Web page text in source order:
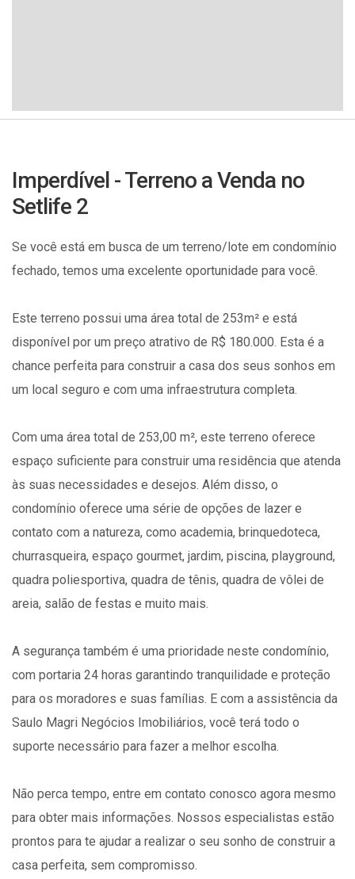
Imperdível - Terreno a Venda no
Setlife 2
Se você está em busca de um terreno/lote em condomínio
fechado, temos uma excelente oportunidade para você.
Este terreno possui uma área total de 253m² e está
disponível por um preço atrativo de R$ 180.000. Esta é a
chance perfeita para construir a casa dos seus sonhos em
um local seguro e com uma infraestrutura completa.
Com uma área total de 253,00 m², este terreno oferece
espaço suficiente para construir uma residência que atenda
às suas necessidades e desejos. Além disso, o
condomínio oferece uma série de opções de lazer e
contato com a natureza, como academia, brinquedoteca,
churrasqueira, espaço gourmet, jardim, piscina, playground,
quadra poliesportiva, quadra de tênis, quadra de vôlei de
areia, salão de festas e muito mais.
A segurança também é uma prioridade neste condomínio,
com portaria 24 horas garantindo tranquilidade e proteção
para os moradores e suas famílias. E com a assistência da
Saulo Magri Negócios Imobiliários, você terá todo o
suporte necessário para fazer a melhor escolha.
Não perca tempo, entre em contato conosco agora mesmo
para obter mais informações. Nossos especialistas estão
prontos para te ajudar a realizar o seu sonho de construir a
casa perfeita, sem compromisso.